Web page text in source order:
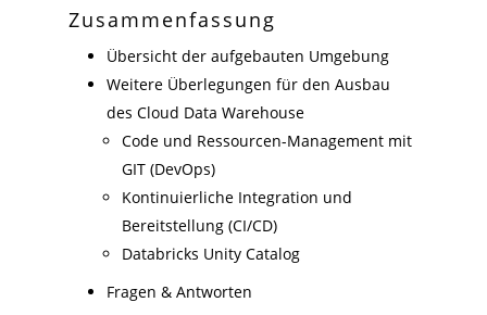
Zusammenfassung
Übersicht der aufgebauten Umgebung
Weitere Überlegungen für den Ausbau
des Cloud Data Warehouse
Code und Ressourcen-Management mit
GIT (DevOps)
Kontinuierliche Integration und
Bereitstellung (CI/CD)
Databricks Unity Catalog
Fragen & Antworten